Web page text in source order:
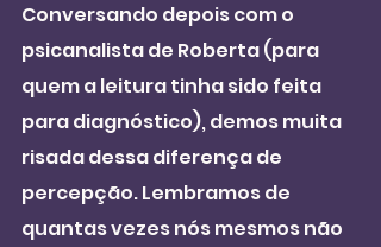
Conversando depois com o
psicanalista de Roberta (para
quem a leitura tinha sido feita
para diagnóstico), demos muita
risada dessa diferença de
percepção. Lembramos de
quantas vezes nós mesmos não